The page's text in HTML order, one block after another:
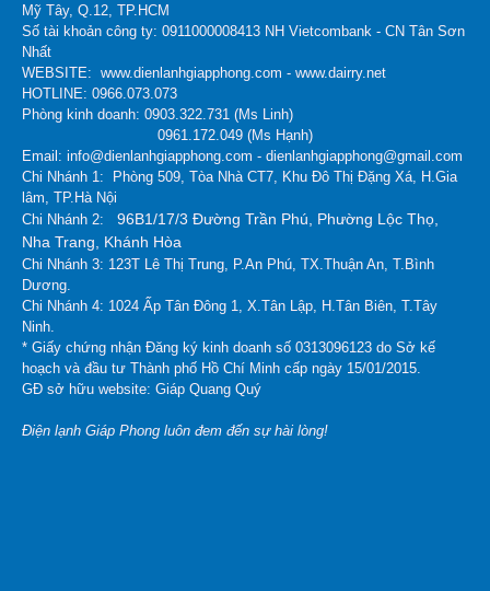
Mỹ Tây, Q.12, TP.HCM
Số tài khoản công ty: 0911000008413 NH Vietcombank - CN Tân Sơn
Nhất
WEBSITE: www.dienlanhgiapphong.com - www.dairry.net
HOTLINE: 0966.073.073
Phòng kinh doanh: 0903.322.731 (Ms Linh)
0961.172.049 (Ms Hạnh)
Email: info@dienlanhgiapphong.com - dienlanhgiapphong@gmail.com
Chi Nhánh 1: Phòng 509, Tòa Nhà CT7, Khu Đô Thị Đặng Xá, H.Gia
lâm, TP.Hà Nội
Chi Nhánh 2:
96B1/17/3 Đường Trần Phú, Phường Lộc Thọ,
Nha Trang, Khánh Hòa
Chi Nhánh 3: 123T Lê Thị Trung, P.An Phú, TX.Thuận An, T.Bình
Dương.
Chi Nhánh 4: 1024 Ấp Tân Đông 1, X.Tân Lập, H.Tân Biên, T.Tây
Ninh.
* Giấy chứng nhận Đăng ký kinh doanh số 0313096123 do Sở kế
hoạch và đầu tư Thành phố Hồ Chí Minh cấp ngày 15/01/2015.
GĐ sở hữu website: Giáp Quang Quý
Điện lạnh Giáp Phong luôn đem đến sự hài lòng!